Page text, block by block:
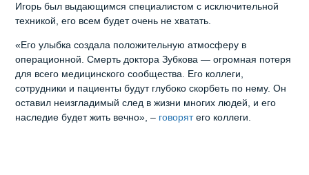
Игорь был выдающимся специалистом с исключительной
техникой, его всем будет очень не хватать.
«Его улыбка создала положительную атмосферу в
операционной. Смерть доктора Зубкова — огромная потеря
для всего медицинского сообщества. Его коллеги,
сотрудники и пациенты будут глубоко скорбеть по нему. Он
оставил неизгладимый след в жизни многих людей, и его
наследие будет жить вечно», – говорятего коллеги.